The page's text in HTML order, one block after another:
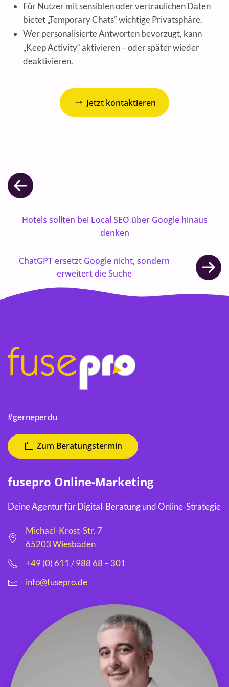
Für Nutzer mit sensiblen oder vertraulichen Daten
bietet „Temporary Chats“ wichtige Privatsphäre.
Wer personalisierte Antworten bevorzugt, kann
„Keep Activity“ aktivieren – oder später wieder
deaktivieren.
Jetzt kontaktieren
Hotels sollten bei Local SEO über Google hinaus
denken
ChatGPT ersetzt Google nicht, sondern
erweitert die Suche
#gerneperdu
Zum Beratungstermin
fusepro Online-Marketing
Deine Agentur für Digital-Beratung und Online-Strategie
Michael-Krost-Str. 7
65203 Wiesbaden
+49 (0) 611 / 988 68 – 301
info@fusepro.de